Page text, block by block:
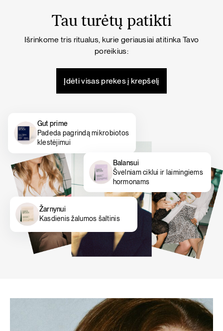
Tau turėtų patikti
Išrinkome tris ritualus, kurie geriausiai atitinka Tavo
poreikius:
Įdėti visas prekes į krepšelį
Gut prime
Padeda pagrindą mikrobiotos
klestėjimui
Balansui
Švelniam ciklui ir laimingiems
hormonams
Žarnynui
Kasdienis žalumos šaltinis